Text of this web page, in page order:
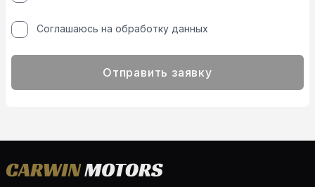
Соглашаюсь на обработку данных
Отправить заявку